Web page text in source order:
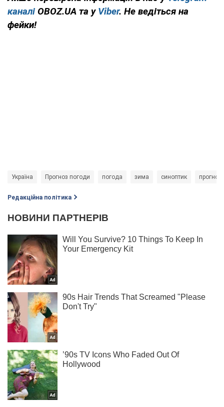
каналі OBOZ.UA та у Viber. Не ведіться на
фейки!
Україна Прогноз погоди погода зима синоптик прогноз
Редакційна політика